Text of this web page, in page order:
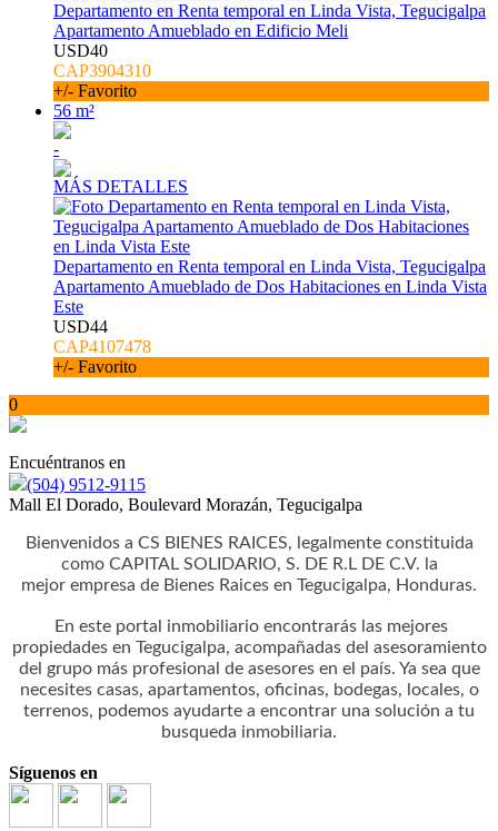
Departamento en Renta temporal en Linda Vista, Tegucigalpa
Apartamento Amueblado en Edificio Meli
USD40
CAP3904310
+/- Favorito
56 m²
-
MÁS DETALLES
Departamento en Renta temporal en Linda Vista, Tegucigalpa
Apartamento Amueblado de Dos Habitaciones en Linda Vista
Este
USD44
CAP4107478
+/- Favorito
0
Encuéntranos en
(504) 9512-9115
Mall El Dorado, Boulevard Morazán, Tegucigalpa
Bienvenidos a CS BIENES RAICES, legalmente constituida
como CAPITAL SOLIDARIO, S. DE R.L DE C.V. la
mejor empresa de Bienes Raices en Tegucigalpa, Honduras.
En este portal inmobiliario encontrarás las mejores
propiedades en Tegucigalpa, acompañadas del asesoramiento
del grupo más profesional de asesores en el país. Ya sea que
necesites casas, apartamentos, oficinas, bodegas, locales, o
terrenos, podemos ayudarte a encontrar una solución a tu
busqueda inmobiliaria.
Síguenos en